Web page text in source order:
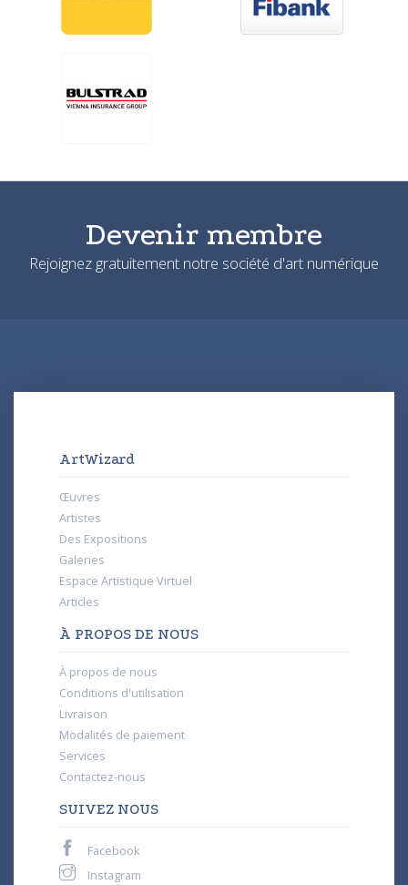
Devenir membre
Rejoignez gratuitement notre société d'art numérique
ArtWizard
Œuvres
Artistes
Des Expositions
Galeries
Espace Artistique Virtuel
Articles
À PROPOS DE NOUS
À propos de nous
Conditions d'utilisation
Livraison
Modalités de paiement
Services
Contactez-nous
SUIVEZ NOUS
Facebook
Instagram